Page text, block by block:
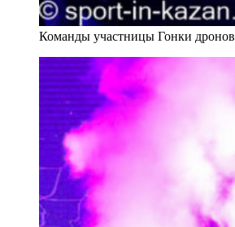
Команды участницы Гонки дронов